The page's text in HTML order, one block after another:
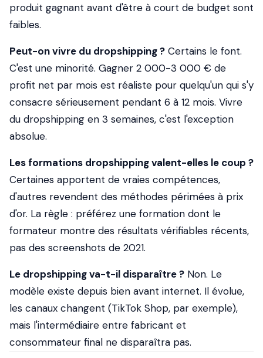
produit gagnant avant d'être à court de budget sont
faibles.
Peut-on vivre du dropshipping ? Certains le font.
C'est une minorité. Gagner 2 000-3 000 € de
profit net par mois est réaliste pour quelqu'un qui s'y
consacre sérieusement pendant 6 à 12 mois. Vivre
du dropshipping en 3 semaines, c'est l'exception
absolue.
Les formations dropshipping valent-elles le coup ?
Certaines apportent de vraies compétences,
d'autres revendent des méthodes périmées à prix
d'or. La règle : préférez une formation dont le
formateur montre des résultats vérifiables récents,
pas des screenshots de 2021.
Le dropshipping va-t-il disparaître ? Non. Le
modèle existe depuis bien avant internet. Il évolue,
les canaux changent (TikTok Shop, par exemple),
mais l'intermédiaire entre fabricant et
consommateur final ne disparaîtra pas.